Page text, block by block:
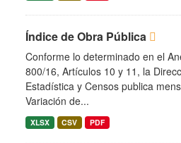
Índice de Obra Pública
Conforme lo determinado en el
800/16, Artículos 10 y 11, la
Estadística y Censos publica
Variación de...
XLSX CSV PDF